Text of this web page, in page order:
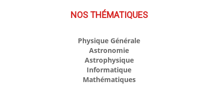
NOS THÉMATIQUES
Physique Générale
Astronomie
Astrophysique
Informatique
Mathématiques